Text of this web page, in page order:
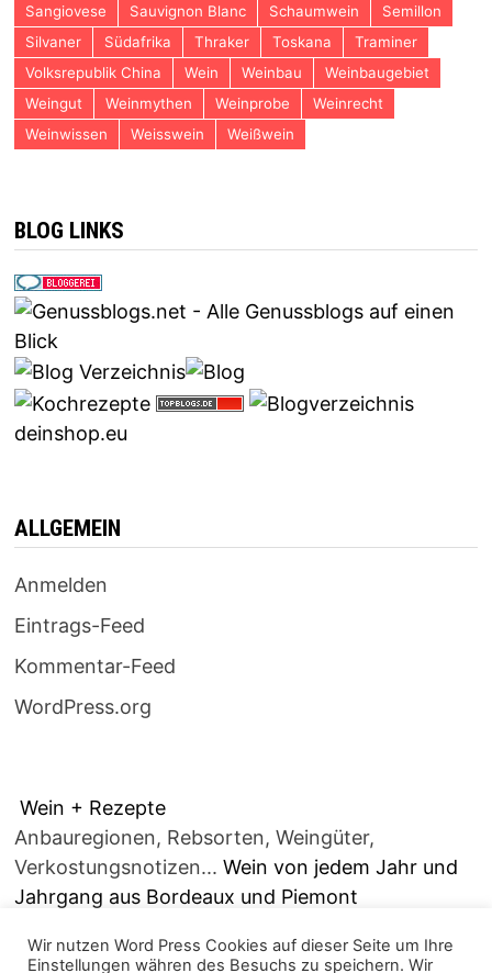
Sangiovese
Sauvignon Blanc Schaumwein
Semillon
Silvaner
Südafrika Thraker Toskana
Traminer
Volksrepublik China
Wein Weinbau
Weinbaugebiet
Weingut
Weinmythen Weinprobe
Weinrecht
Weinwissen
Weisswein Weißwein
BLOG LINKS
deinshop.eu
ALLGEMEIN
Anmelden
Eintrags-Feed
Kommentar-Feed
WordPress.org
Wein + Rezepte
Anbauregionen, Rebsorten, Weingüter,
Verkostungsnotizen... Wein von jedem Jahr und
Jahrgang aus Bordeaux und Piemont
Wir nutzen Word Press Cookies auf dieser Seite um Ihre
Einstellungen währen des Besuchs zu speichern. Wir